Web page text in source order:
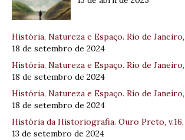
História, Natureza e Espaço. Rio de Janeiro,
18 de setembro de 2024
História, Natureza e Espaço. Rio de Janeiro,
18 de setembro de 2024
História, Natureza e Espaço. Rio de Janeiro,
18 de setembro de 2024
História da Historiografia. Ouro Preto, v.16,
13 de setembro de 2024